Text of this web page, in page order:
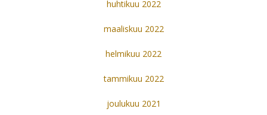
huhtikuu 2022
maaliskuu 2022
helmikuu 2022
tammikuu 2022
joulukuu 2021